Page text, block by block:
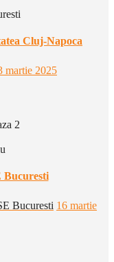
Cluj-Napoca
martie 2025
2
Bucuresti
16 martie